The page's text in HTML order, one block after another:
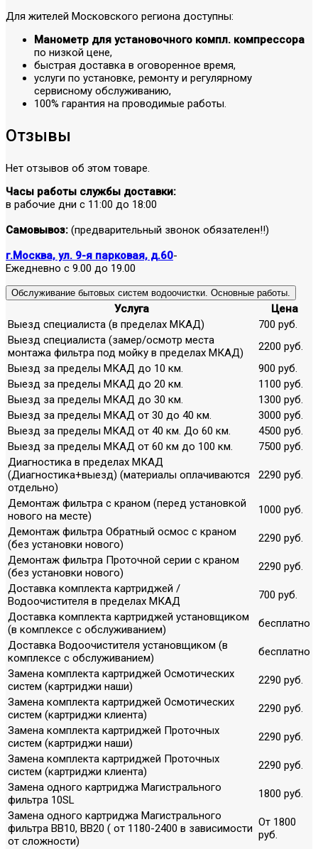
Для жителей Московского региона доступны:
Манометр для установочного компл. компрессора
по низкой цене,
быстрая доставка в оговоренное время,
услуги по установке, ремонту и регулярному
сервисному обслуживанию,
100% гарантия на проводимые работы.
Отзывы
Нет отзывов об этом товаре.
Часы работы службы доставки:
в рабочие дни с 11:00 до 18:00
Самовывоз: (предварительный звонок обязателен!!)
г.Москва, ул. 9-я парковая, д.60-
Ежедневно с 9.00 до 19.00
Обслуживание бытовых систем водоочистки. Основные работы.
Услуга
Цена
Выезд специалиста (в пределах МКАД)
700 руб.
Выезд специалиста (замер/осмотр места
монтажа фильтра под мойку в пределах МКАД)
2200 руб.
Выезд за пределы МКАД до 10 км.
900 руб.
Выезд за пределы МКАД до 20 км.
1100 руб.
Выезд за пределы МКАД до 30 км.
1300 руб.
Выезд за пределы МКАД от 30 до 40 км.
3000 руб.
Выезд за пределы МКАД от 40 км. До 60 км.
4500 руб.
Выезд за пределы МКАД от 60 км до 100 км.
7500 руб.
Диагностика в пределах МКАД
(Диагностика+выезд) (материалы оплачиваются
отдельно)
2290 руб.
Демонтаж фильтра с краном (перед установкой
нового на месте)
1000 руб.
Демонтаж фильтра Обратный осмос с краном
(без установки нового)
2290 руб.
Демонтаж фильтра Проточной серии с краном
(без установки нового)
2290 руб.
Доставка комплекта картриджей /
Водоочистителя в пределах МКАД
700 руб.
Доставка комплекта картриджей установщиком
(в комплексе с обслуживанием)
бесплатно
Доставка Водоочистителя установщиком (в
комплексе с обслуживанием)
бесплатно
Замена комплекта картриджей Осмотических
систем (картриджи наши)
2290 руб.
Замена комплекта картриджей Осмотических
систем (картриджи клиента)
2290 руб.
Замена комплекта картриджей Проточных
систем (картриджи наши)
2290 руб.
Замена комплекта картриджей Проточных
систем (картриджи клиента)
2290 руб.
Замена одного картриджа Магистрального
фильтра 10SL
1800 руб.
Замена одного картриджа Магистрального
фильтра ВВ10, ВВ20 ( от 1180-2400 в зависимости
от сложности)
От 1800
руб.